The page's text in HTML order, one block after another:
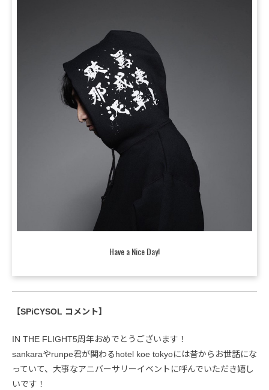
Have a Nice Day!
【SPiCYSOL コメント】
IN THE FLIGHT5周年おめでとうございます！
sankaraやrunpe君が関わるhotel koe tokyoには昔からお世話にな
っていて、大事なアニバーサリーイベントに呼んでいただき嬉し
いです！